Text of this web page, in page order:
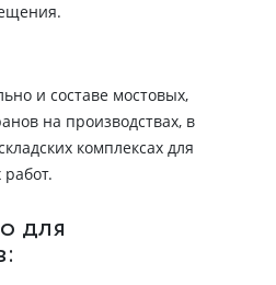
и составе мостовых,
на производствах, в
комплексах для
для